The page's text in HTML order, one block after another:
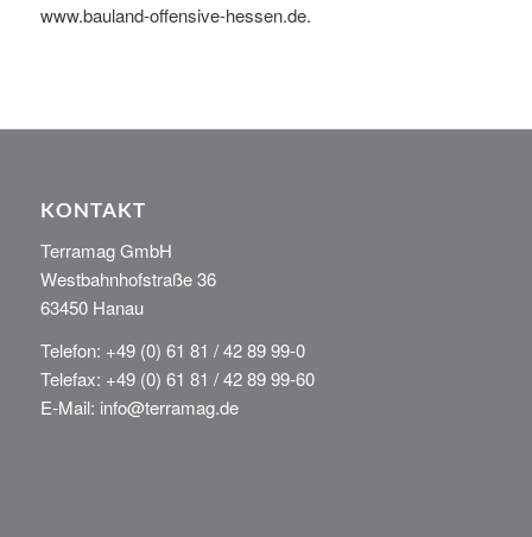
www.bauland-offensive-hessen.de.
KONTAKT
Terramag GmbH
Westbahnhofstraße 36
63450 Hanau
Telefon: +49 (0) 61 81 / 42 89 99-0
Telefax: +49 (0) 61 81 / 42 89 99-60
E-Mail: info@terramag.de